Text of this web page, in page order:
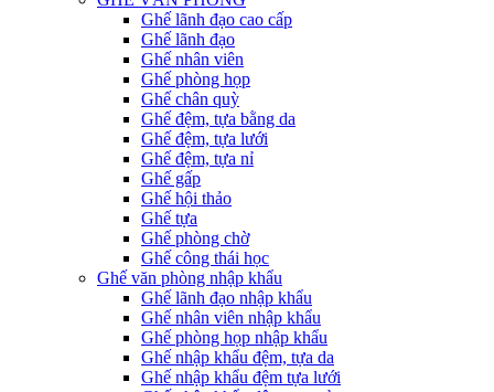
Ghế lãnh đạo cao cấp
Ghế lãnh đạo
Ghế nhân viên
Ghế phòng họp
Ghế chân quỳ
Ghế đệm, tựa bằng da
Ghế đệm, tựa lưới
Ghế đệm, tựa nỉ
Ghế gấp
Ghế hội thảo
Ghế tựa
Ghế phòng chờ
Ghế công thái học
Ghế văn phòng nhập khẩu
Ghế lãnh đạo nhập khẩu
Ghế nhân viên nhập khẩu
Ghế phòng họp nhập khẩu
Ghế nhập khẩu đệm, tựa da
Ghế nhập khẩu đệm tựa lưới